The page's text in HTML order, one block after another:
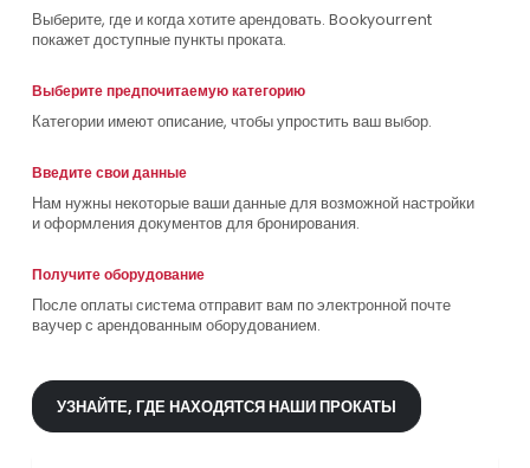
Выберите, где и когда хотите арендовать. Bookyourrent
покажет доступные пункты проката.
Выберите предпочитаемую категорию
Категории имеют описание, чтобы упростить ваш выбор.
Введите свои данные
Нам нужны некоторые ваши данные для возможной настройки
и оформления документов для бронирования.
Получите оборудование
После оплаты система отправит вам по электронной почте
ваучер с арендованным оборудованием.
УЗНАЙТЕ, ГДЕ НАХОДЯТСЯ НАШИ ПРОКАТЫ